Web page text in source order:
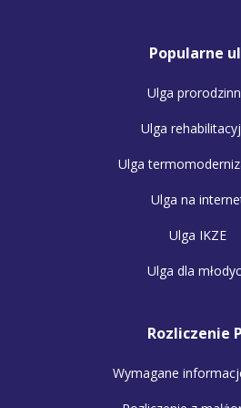
Popularne
Ulga
Ulga
Ulga
Ulga na
Ulga IKZE
Ulga dla
Rozliczenie
Wymagane